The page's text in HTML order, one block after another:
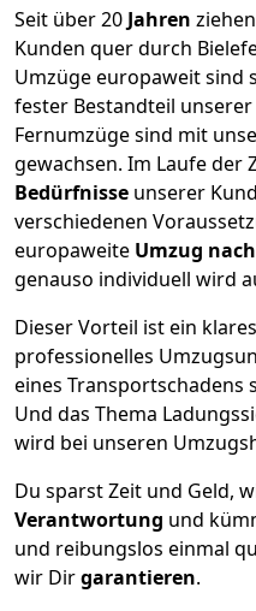
Seit über20 Jahren
Kunden quer durch
Umzüge europaweit sind
fester Bestandteil
Fernumzüge sind mit
gewachsen. Im Laufe der
Bedürfnisse unserer
verschiedenen
europaweite Umzug
genauso individuell wird
Dieser Vorteil ist ein
professionelles
eines Transportschadens
Und das Thema
wird bei unseren
Du sparst Zeit und Geld,
Verantwortung und
und reibungslos einmal
wir Dirgarantieren.